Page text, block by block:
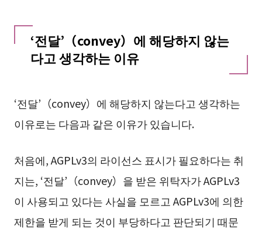
‘전달’（convey）에 해당하지 않는
다고 생각하는 이유
‘전달’（convey）에 해당하지 않는다고 생각하는
이유로는 다음과 같은 이유가 있습니다.
처음에, AGPLv3의 라이선스 표시가 필요하다는 취
지는, ‘전달’（convey）을 받은 위탁자가 AGPLv3
이 사용되고 있다는 사실을 모르고 AGPLv3에 의한
제한을 받게 되는 것이 부당하다고 판단되기 때문